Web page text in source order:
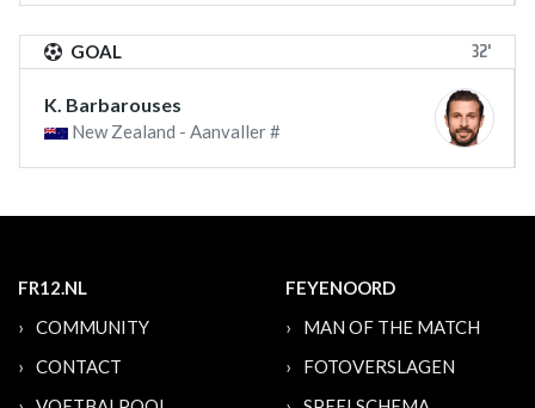
GOAL 32'
K. Barbarouses
New Zealand - Aanvaller #
FR12.NL
COMMUNITY
CONTACT
FEYENOORD
MAN OF THE MATCH
FOTOVERSLAGEN